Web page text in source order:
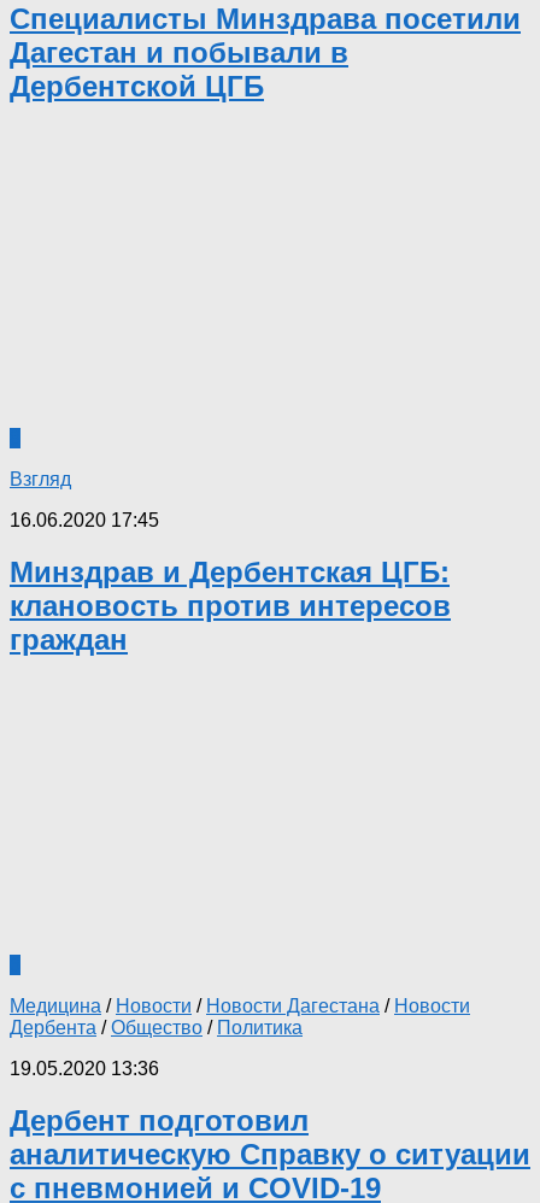
Специалисты Минздрава посетили
Дагестан и побывали в
Дербентской ЦГБ
Взгляд
16.06.2020 17:45
Минздрав и Дербентская ЦГБ:
клановость против интересов
граждан
Медицина / Новости / Новости Дагестана / Новости
Дербента /Общество / Политика
19.05.2020 13:36
Дербент подготовил
аналитическую Справку о ситуации
с пневмонией и COVID-19